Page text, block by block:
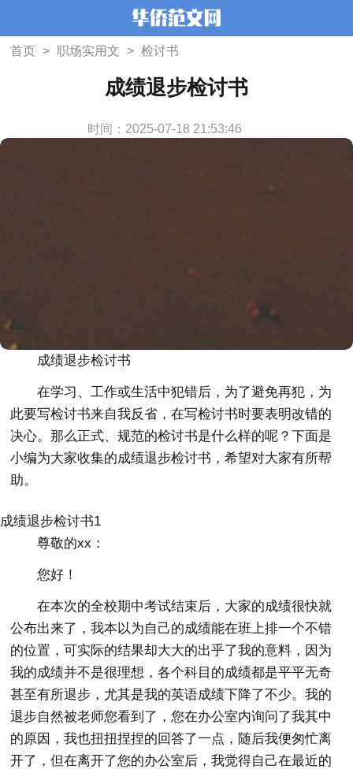
首页 > 职场实用文 > 检讨书
成绩退步检讨书
时间：2025-07-18 21:53:46
成绩退步检讨书
在学习、工作或生活中犯错后，为了避免再犯，为
此要写检讨书来自我反省，在写检讨书时要表明改错的
决心。那么正式、规范的检讨书是什么样的呢？下面是
小编为大家收集的成绩退步检讨书，希望对大家有所帮
助。
成绩退步检讨书1
尊敬的xx：
您好！
在本次的全校期中考试结束后，大家的成绩很快就
公布出来了，我本以为自己的成绩能在班上排一个不错
的位置，可实际的结果却大大的出乎了我的意料，因为
我的成绩并不是很理想，各个科目的成绩都是平平无奇
甚至有所退步，尤其是我的英语成绩下降了不少。我的
退步自然被老师您看到了，您在办公室内询问了我其中
的原因，我也扭扭捏捏的回答了一点，随后我便匆忙离
开了，但在离开了您的办公室后，我觉得自己在最近的